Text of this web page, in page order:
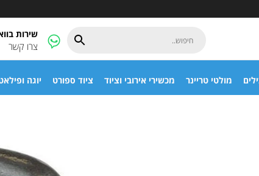
שירות
צרו קשר
מולטי טריינר מכשירי אירובי וציוד ציוד ספורט יוגה